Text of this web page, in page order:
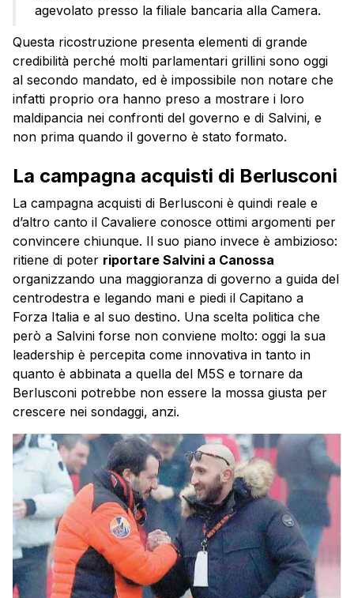
agevolato presso la filiale bancaria alla Camera.
Questa ricostruzione presenta elementi di grande
credibilità perché molti parlamentari grillini sono oggi
al secondo mandato, ed è impossibile non notare che
infatti proprio ora hanno preso a mostrare i loro
maldipancia nei confronti del governo e di Salvini, e
non prima quando il governo è stato formato.
La campagna acquisti di Berlusconi
La campagna acquisti di Berlusconi è quindi reale e
d’altro canto il Cavaliere conosce ottimi argomenti per
convincere chiunque. Il suo piano invece è ambizioso:
ritiene di poter riportare Salvini a Canossa
organizzando una maggioranza di governo a guida del
centrodestra e legando mani e piedi il Capitano a
Forza Italia e al suo destino. Una scelta politica che
però a Salvini forse non conviene molto: oggi la sua
leadership è percepita come innovativa in tanto in
quanto è abbinata a quella del M5S e tornare da
Berlusconi potrebbe non essere la mossa giusta per
crescere nei sondaggi, anzi.